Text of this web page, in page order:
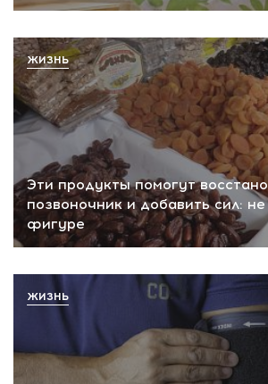
Эти продукты помогут
позвоночник и добавить сил:
фигуре
ЖИЗНЬ
ЖИЗНЬ